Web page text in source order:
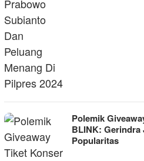
Polemik
BLINK: Gerindra
Popularitas